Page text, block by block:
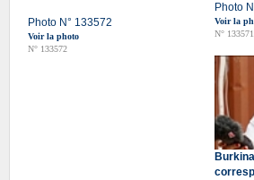
Photo N° 133572
Voir la photo
N° 133572
Photo
Voir la
N° 133571